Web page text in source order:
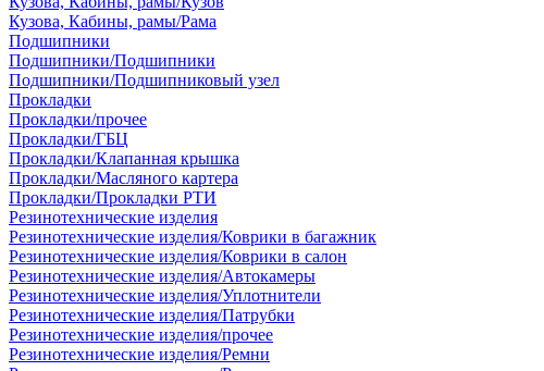
Кузова, Кабины, рамы/Рама
Подшипники
Подшипники/Подшипники
Подшипники/Подшипниковый узел
Прокладки
Прокладки/прочее
Прокладки/ГБЦ
Прокладки/Клапанная крышка
Прокладки/Масляного картера
Прокладки/Прокладки РТИ
Резинотехнические изделия
Резинотехнические изделия/Коврики в багажник
Резинотехнические изделия/Коврики в салон
Резинотехнические изделия/Автокамеры
Резинотехнические изделия/Уплотнители
Резинотехнические изделия/Патрубки
Резинотехнические изделия/прочее
Резинотехнические изделия/Ремни